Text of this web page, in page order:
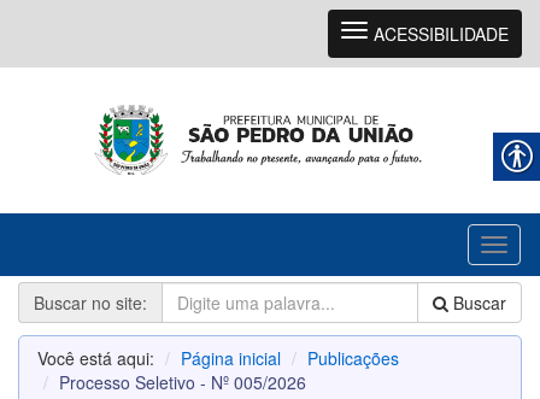
Navegação
ACESSIBILIDADE
Buscar no site:
Buscar
Você está aqui: Página inicial
Publicações
Processo Seletivo - Nº 005/2026